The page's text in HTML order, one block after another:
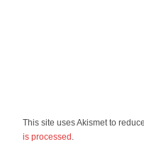
This site uses Akismet to
is processed .